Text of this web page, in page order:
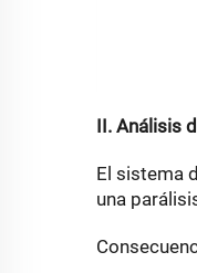
II. Análisis
El sistema
una